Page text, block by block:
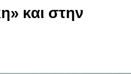
και στην